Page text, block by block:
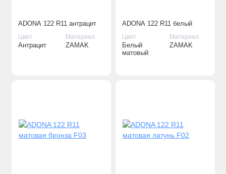
ADONA 122 R11 антрацит
F27
Цвет
Антрацит
Материал
ZAMAK
ADONA 122 R11 белый
матовый F26
Цвет
Белый
матовый
Материал
ZAMAK